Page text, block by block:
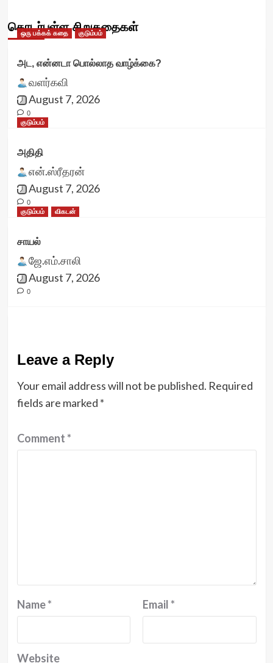
தொடர்புள்ள சிறுகதைகள்
ஒரு பக்கக் கதை குடும்பம்
அட, என்னடா பொல்லாத வாழ்க்கை?
வளர்கவி
August 7, 2026
0
குடும்பம்
அதிதி
என்.ஸ்ரீதரன்
August 7, 2026
0
குடும்பம்
விகடன்
சாயல்
ஜே.எம்.சாலி
August 7, 2026
0
Leave a Reply
Your email address will not be published. Required
fields are marked *
Comment*
Name* Email*
Website